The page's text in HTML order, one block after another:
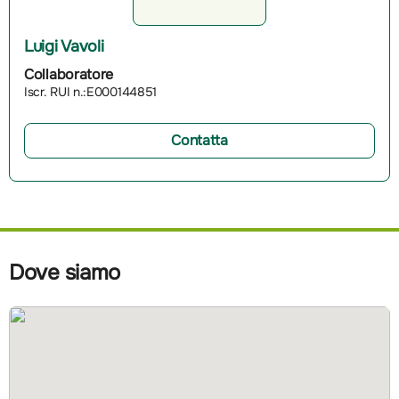
Luigi Vavoli
Collaboratore
Iscr. RUI n.:E000144851
Contatta
Dove siamo